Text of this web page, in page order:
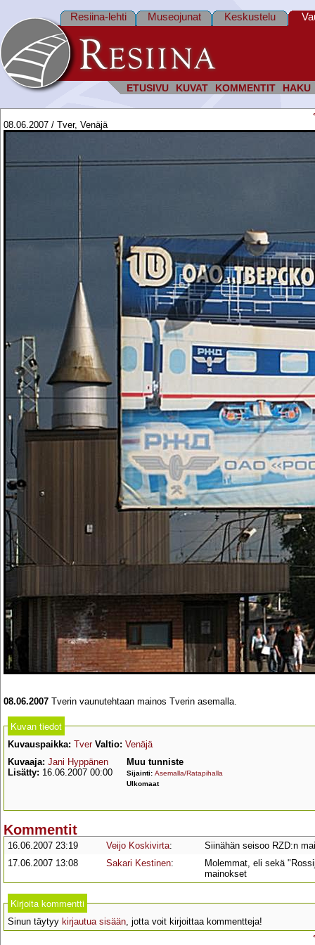
ETUSIVU KUVAT KOMMENTIT HAKU
Resiina-lehti Museojunat Keskustelu
08.06.2007 / Tver, Venäjä
08.06.2007 Tverin vaunutehtaan mainos Tverin asemalla.
Kuvan tiedot
Kuvauspaikka: Tver Valtio: Venäjä
Kuvaaja: Jani Hyppänen
Lisätty: 16.06.2007 00:00
Muu tunniste
Sijainti: Asemalla/Ratapihalla
Ulkomaat
Kommentit
16.06.2007 23:19 Veijo Koskivirta:
Siinähän seisoo RZD:n
17.06.2007 13:08
Sakari Kestinen:
Molemmat, eli sekä
mainokset
Kirjoita kommentti
Sinun täytyy kirjautua sisään, jotta voit kirjoittaa kommentteja!